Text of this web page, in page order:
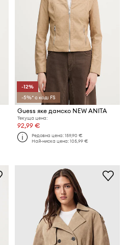
-12%
-5%* с код: FS
Guess яке дамско NEW ANITA
Текуща цена:
92,99 €
Редовна цена:159,90 €
Най-ниска цена:105,99 €